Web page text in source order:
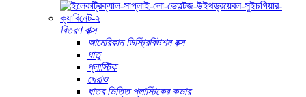
বিতরণ বাক্স
আমেরিকান ডিস্ট্রিবিউশন বক্স
ধাতু
প্লাস্টিক
ঘেরাও
ধাতব ভিত্তি প্লাস্টিকের কভার